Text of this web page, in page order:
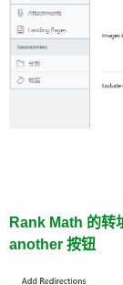
Rank Math 的转
another 按钮